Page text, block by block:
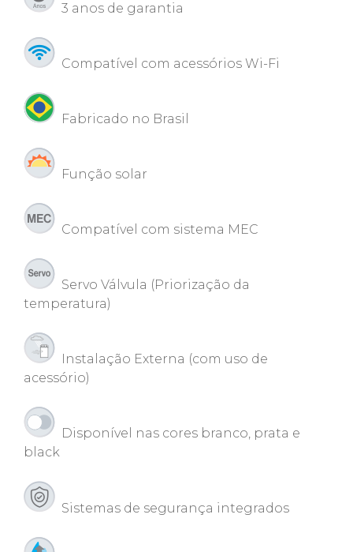
3 anos de garantia
Compatível com acessórios Wi-Fi
Fabricado no Brasil
Função solar
Compatível com sistema MEC
Servo Válvula (Priorização da
temperatura)
Instalação Externa (com uso de
acessório)
Disponível nas cores branco, prata e
black
Sistemas de segurança integrados